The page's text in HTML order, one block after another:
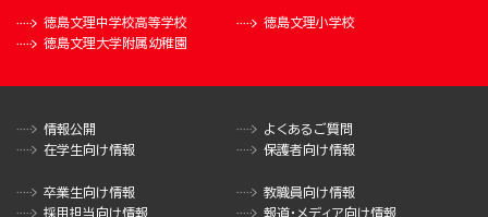
徳島文理中学校高等学校
徳島文理小学校
徳島文理大学附属幼稚園
情報公開
よくあるご質問
在学生向け情報
保護者向け情報
卒業生向け情報
教職員向け情報
採用担当向け情報
報道・メディア向け情報